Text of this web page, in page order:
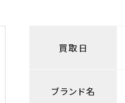
買取日
ブランド名